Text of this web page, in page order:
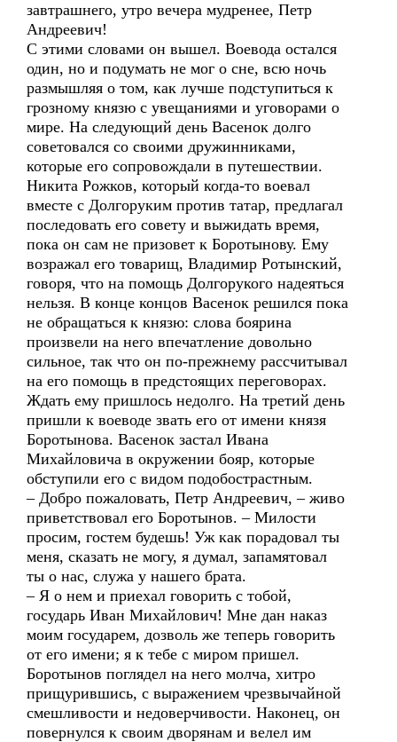
завтрашнего, утро вечера мудренее, Петр
Андреевич!
С этими словами он вышел. Воевода остался
один, но и подумать не мог о сне, всю ночь
размышляя о том, как лучше подступиться к
грозному князю с увещаниями и уговорами о
мире. На следующий день Васенок долго
советовался со своими дружинниками,
которые его сопровождали в путешествии.
Никита Рожков, который когда-то воевал
вместе с Долгоруким против татар, предлагал
последовать его совету и выжидать время,
пока он сам не призовет к Боротынову. Ему
возражал его товарищ, Владимир Ротынский,
говоря, что на помощь Долгорукого надеяться
нельзя. В конце концов Васенок решился пока
не обращаться к князю: слова боярина
произвели на него впечатление довольно
сильное, так что он по-прежнему рассчитывал
на его помощь в предстоящих переговорах.
Ждать ему пришлось недолго. На третий день
пришли к воеводе звать его от имени князя
Боротынова. Васенок застал Ивана
Михайловича в окружении бояр, которые
обступили его с видом подобострастным.
– Добро пожаловать, Петр Андреевич, – живо
приветствовал его Боротынов. – Милости
просим, гостем будешь! Уж как порадовал ты
меня, сказать не могу, я думал, запамятовал
ты о нас, служа у нашего брата.
– Я о нем и приехал говорить с тобой,
государь Иван Михайлович! Мне дан наказ
моим государем, дозволь же теперь говорить
от его имени; я к тебе с миром пришел.
Боротынов поглядел на него молча, хитро
прищурившись, с выражением чрезвычайной
смешливости и недоверчивости. Наконец, он
повернулся к своим дворянам и велел им